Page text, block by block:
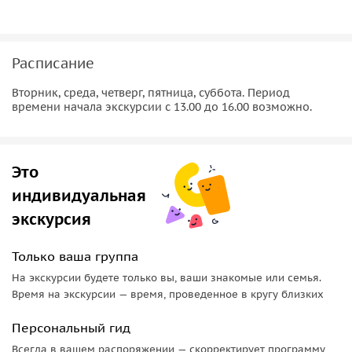
Расписание
Вторник, среда, четверг, пятница, суббота. Период
времени начала экскурсии с 13.00 до 16.00 возможно.
Это
индивидуальная
экскурсия
Только ваша группа
На экскурсии будете только вы, ваши знакомые или семья.
Время на экскурсии — время, проведенное в кругу близких
Персональный гид
Всегда в вашем распоряжении — скорректирует программу,